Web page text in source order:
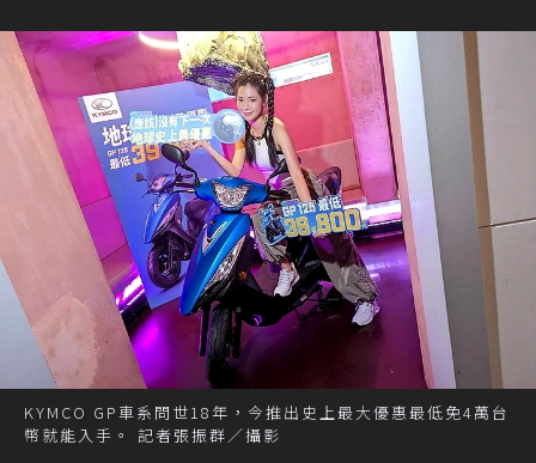
KYMCO GP車系問世18年，今推出史上最大優惠最低免4萬台
幣就能入手。 記者張振群／攝影